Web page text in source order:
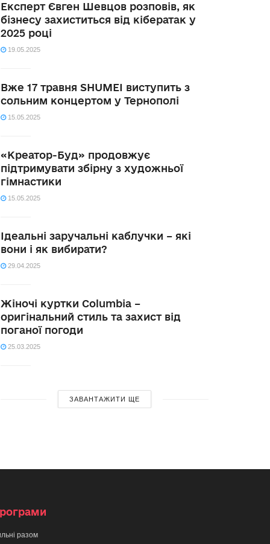
Експерт Євген Шевцов розповів, як
бізнесу захиститься від кібератак у
2025 році
19.05.2025
Вже 17 травня SHUMEI виступить з
сольним концертом у Тернополі
15.05.2025
«Креатор-Буд» продовжує
підтримувати збірну з художньої
гімнастики
15.05.2025
Ідеальні заручальні каблучки – які
вони і як вибирати?
29.04.2025
Жіночі куртки Columbia –
оригінальний стиль та захист від
поганої погоди
25.03.2025
ЗАВАНТАЖИТИ ЩЕ
разом